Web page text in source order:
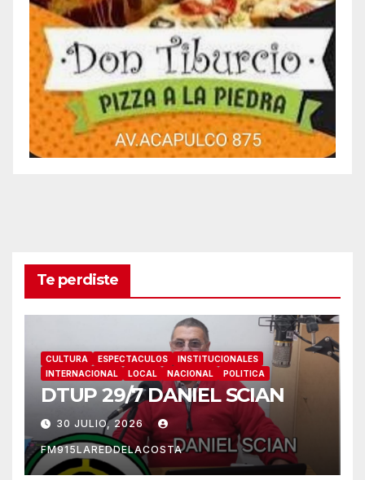
Te perdiste
CULTURA ESPECTACULOS
INSTITUCIONALES
INTERNACIONAL
LOCAL NACIONAL POLITICA
DTUP 29/7 DANIEL SCIAN
30 JULIO, 2026
FM915LAREDDELACOSTA